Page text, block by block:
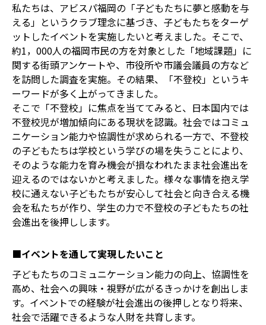
私たちは、アビスパ福岡の「子どもたちに夢と感動を与
える」というクラブ理念に基づき、子どもたちをターゲ
ットしたイベントを実施したいと考えました。そこで、
約1，000人の福岡市民の方を対象とした「地域課題」に
関する街頭アンケートや、市役所や市議会議員の方など
を訪問した調査を実施。その結果、「不登校」というキ
ーワードが多く上がってきました。
そこで「不登校」に焦点を当ててみると、日本国内では
不登校児が増加傾向にある現状を認識。社会ではコミュ
ニケーション能力や協調性が求められる一方で、不登校
の子どもたちは学校という学びの場を失うことにより、
そのような能力を育み機会が損なわれたまま社会進出を
迎えるのではないかと考えました。様々な事情を抱え学
校に通えない子どもたちが安心して社会と向き合える機
会を私たちが作り、学生の力で不登校の子どもたちの社
会進出を後押しします。
■イベントを通して実現したいこと
子どもたちのコミュニケーション能力の向上、協調性を
高め、社会への興味・視野が広がるきっかけを創出しま
す。イベントでの経験が社会進出の後押しとなり将来、
社会で活躍できるような人財を共育します。